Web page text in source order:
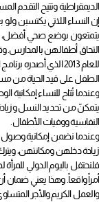
الديمقراطية وتتيح التقدم
إن النساء اللاتي يكتسبن
يتمتعون بوضع صحي أفضل،
التحاق أطفالهن بالمدارس.
للعام 2013 الذي
الطفل على قيد الحياة من
وعندما تُتاح للنساء إمكانية
يتمكنّ من تحديد النسل
النفاسية ووفيات الأطفال.
وعندما نضمن إمكانية وصول
زيادة دخلهن ومكانتهن، ويترك
فلنحتفل باليوم الدولي
أمراً واقعاً. وهذا يعني ضمان
والعمل الكريم والأجر